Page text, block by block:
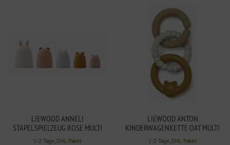
LIEWOOD ANNELI
STAPELSPIELZEUG ROSE MULTI
MIX
1-2 Tage, DHL Paket
LIEWOOD ANTON
KINDERWAGENKETTE OAT MULTI
MIX
1-2 Tage, DHL Paket